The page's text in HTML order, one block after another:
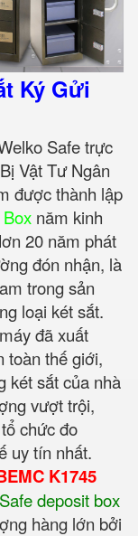
Ký Gửi
Safe trực
Vật Tư Ngân
được thành lập
năm kinh
20 năm phát
đón nhận, là
trong sản
loại két sắt.
đã xuất
toàn thế giới,
két sắt của nhà
vượt trội,
chức đo
uy tín nhất.
K1745
Safe deposit box
hàng lớn bởi